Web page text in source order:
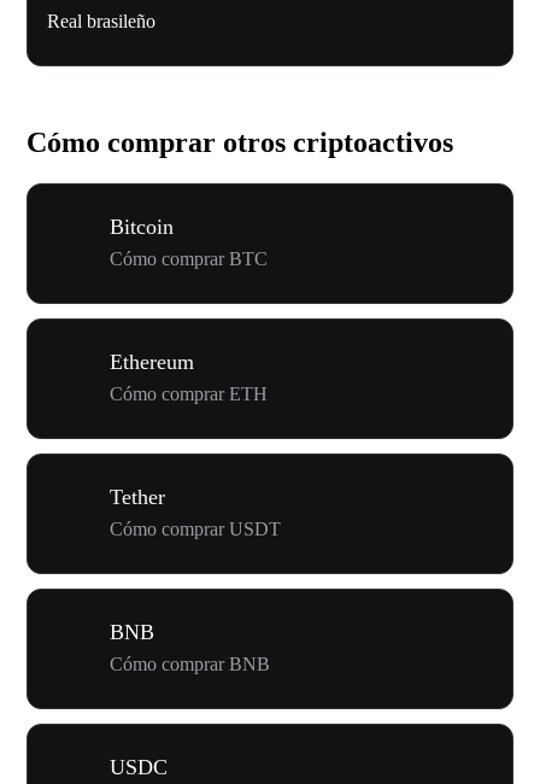
Real brasileño
Cómo comprar otros criptoactivos
Bitcoin
Cómo comprar BTC
Ethereum
Cómo comprar ETH
Tether
Cómo comprar USDT
BNB
Cómo comprar BNB
USDC